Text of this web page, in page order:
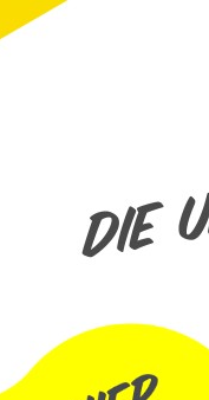
Die